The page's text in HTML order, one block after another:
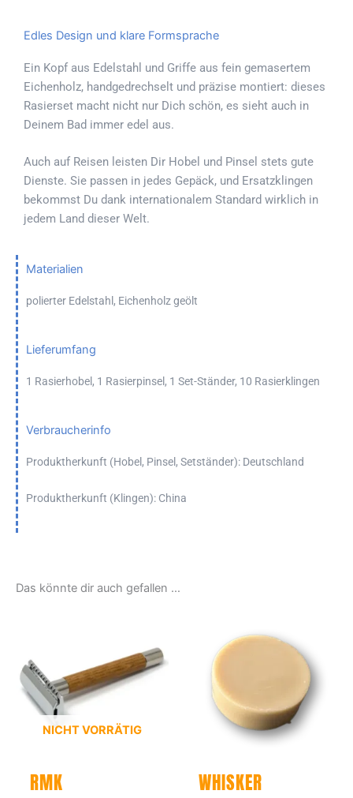
Edles Design und klare Formsprache
Ein Kopf aus Edelstahl und Griffe aus fein gemasertem
Eichenholz, handgedrechselt und präzise montiert: dieses
Rasierset macht nicht nur Dich schön, es sieht auch in
Deinem Bad immer edel aus.
Auch auf Reisen leisten Dir Hobel und Pinsel stets gute
Dienste. Sie passen in jedes Gepäck, und Ersatzklingen
bekommst Du dank internationalem Standard wirklich in
jedem Land dieser Welt.
Materialien
polierter Edelstahl, Eichenholz geölt
Lieferumfang
1 Rasierhobel, 1 Rasierpinsel, 1 Set-Ständer, 10 Rasierklingen
Verbraucherinfo
Produktherkunft (Hobel, Pinsel, Setständer): Deutschland
Produktherkunft (Klingen): China
Das könnte dir auch gefallen …
NICHT VORRÄTIG
RMK
WHISKER